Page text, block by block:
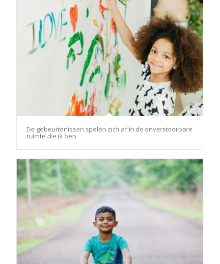
De gebeurtenissen spelen zich af in de onverstoorbare
ruimte die ik ben